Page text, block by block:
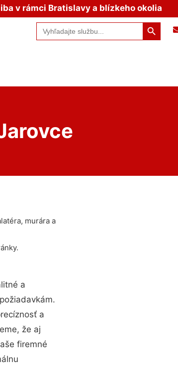
v rámci Bratislavy a blízkeho okolia
Search
for:
Search Button
murára a
a
a
že aj
firemné